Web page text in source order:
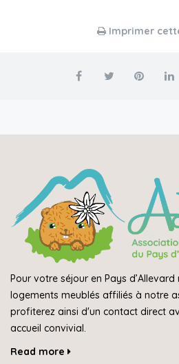
Imprimer
Pour votre séjour en Pays d’Allevard
logements meublés affiliés à notre
profiterez ainsi d'un contact direct
accueil convivial.
Read more